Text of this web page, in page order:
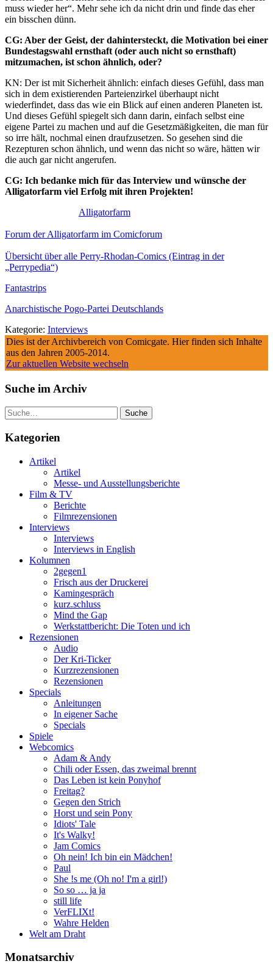
muss wieder her“. Mehr sehe ich da nicht drin und finde das eher
ein bisschen dünn.
CG: Aber der Geist, der dahintersteckt, die Motivation bei einer
Bundestagswahl ernsthaft (oder auch nicht so ernsthaft)
mitzumachen, ist schon ähnlich, oder?
KN: Der ist mit Sicherheit ähnlich: einfach dieses Gefühl, dass man
sich in dem existierenden Parteienzirkel überhaupt nicht
wiederfindet, dass das wie ein Blick auf einen anderen Planeten ist.
Und dieses Gefühl spiegelt sich dann darin, einfach selbst eine
eigene Partei zu machen und auf die Gesetzmäßigkeiten, die man für
so irre hält, nochmal einen draufzusetzen. So gesehen sind die
Rezepturen schon ähnlich, und wenn das nicht so wäre, hätten wir
die auch gar nicht angerufen.
CG: Ich bedanke mich für das Interview und wünsche der
Alligatorfarm viel Erfolg mit ihren Projekten!
Alligatorfarm
Forum der Alligatorfarm im Comicforum
Übersicht über alle Perry-Rhodan-Comics (Eintrag in der
„Perrypedia“)
Fantastrips
Anarchistische Pogo-Partei Deutschlands
Kategorie: Interviews
Dies ist der Archivbereich von Comicgate. Hier finden sich Inhalte
aus den Jahren 2005-2014.
Zur aktuellen Website wechseln
Suche im Archiv
Suche
Kategorien
Artikel
Artikel
Messe- und Ausstellungsberichte
Film & TV
Berichte
Filmrezensionen
Interviews
Interviews
Interviews in English
Kolumnen
2gegen1
Frisch aus der Druckerei
Kamingespräch
kurz.schluss
Mind the Gap
Werkstattbericht: Die Toten und ich
Rezensionen
Audio
Der Kri-Ticker
Kurzrezensionen
Rezensionen
Specials
Anleitungen
In eigener Sache
Specials
Spiele
Webcomics
Adam & Andy
Chili oder Essen, das zweimal brennt
Das Leben ist kein Ponyhof
Freitag?
Gegen den Strich
Horst und sein Pony
Idiots' Tale
It's Walky!
Jam Comics
Oh nein! Ich bin ein Mädchen!
Paul
She !s me (Oh no! I'm a girl!)
So so … ja ja
still life
VerFLIXt!
Wahre Helden
Welt am Draht
Monatsarchiv